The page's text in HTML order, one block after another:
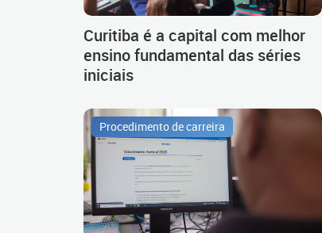
Curitiba é a capital com melhor
ensino fundamental das séries
iniciais
Procedimento de carreira